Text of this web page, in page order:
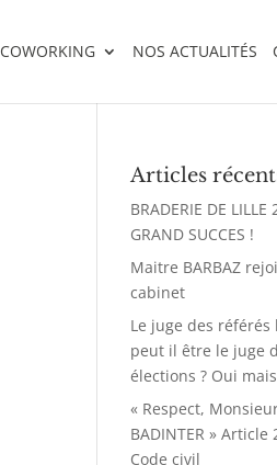
NOS ACTUALITÉS
Articles
BRADERIE DE LILLE
GRAND SUCCES !
Maitre BARBAZ
cabinet
Le juge des référés
peut il être le juge
élections ? Oui
« Respect,
BADINTER » Article
Code civil